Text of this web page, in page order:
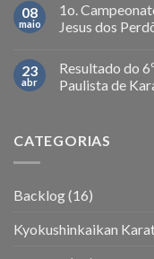
08
maio
1o.
Jesus dos
23
abr
Resultado do
Paulista de
CATEGORIAS
Backlog(16)
Kyokushinkaikan